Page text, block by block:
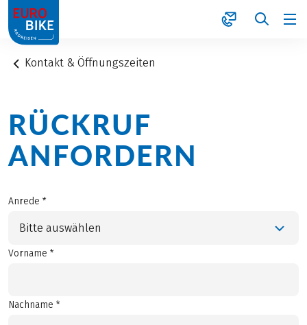
1
Kontakt & Öffnungszeiten
RÜCKRUF
ANFORDERN
Anrede *
Bitte auswählen
Vorname *
Nachname *